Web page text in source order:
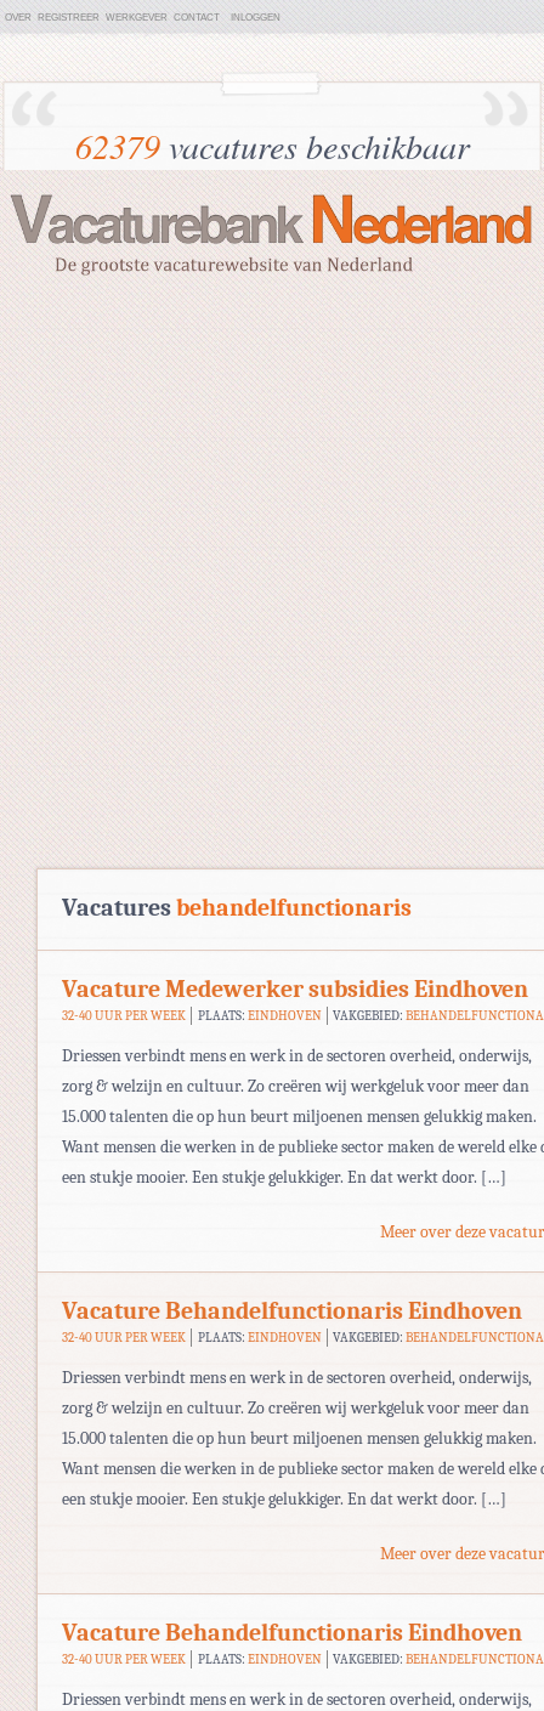
OVER REGISTREER WERKGEVER CONTACT INLOGGEN
62379vacatures beschikbaar
Vacaturesbehandelfunctionaris
Vacature Medewerker subsidies Eindhoven
32-40 UUR PER WEEK PLAATS: EINDHOVEN VAKGEBIED:
Driessen verbindt mens en werk in de sectoren overheid, onderwijs,
zorg & welzijn en cultuur. Zo creëren wij werkgeluk voor meer dan
15.000 talenten die op hun beurt miljoenen mensen gelukkig maken.
Want mensen die werken in de publieke sector maken de wereld elke
een stukje mooier. Een stukje gelukkiger. En dat werkt door. […]
Meer over deze
Vacature Behandelfunctionaris Eindhoven
32-40 UUR PER WEEK PLAATS: EINDHOVEN VAKGEBIED:
Driessen verbindt mens en werk in de sectoren overheid, onderwijs,
zorg & welzijn en cultuur. Zo creëren wij werkgeluk voor meer dan
15.000 talenten die op hun beurt miljoenen mensen gelukkig maken.
Want mensen die werken in de publieke sector maken de wereld elke
een stukje mooier. Een stukje gelukkiger. En dat werkt door. […]
Meer over deze
Vacature Behandelfunctionaris Eindhoven
32-40 UUR PER WEEK PLAATS: EINDHOVEN VAKGEBIED:
Driessen verbindt mens en werk in de sectoren overheid, onderwijs,